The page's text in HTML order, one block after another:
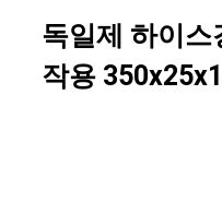
독일제 하이스
작용